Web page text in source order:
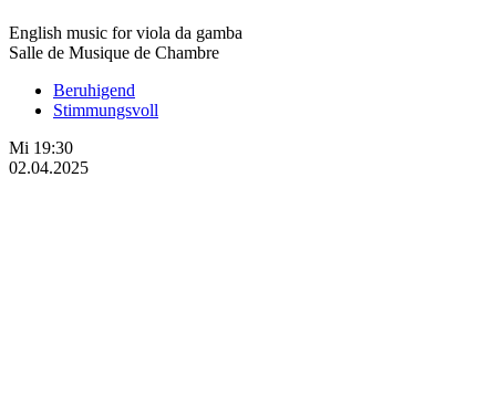
English music for viola da gamba
Salle de Musique de Chambre
Beruhigend
Stimmungsvoll
Mi 19:30
02.04.2025